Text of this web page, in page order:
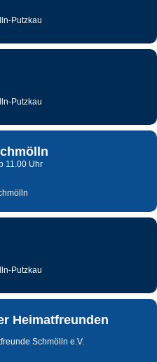
Putzkau
Putzkau
11.00 Uhr
Putzkau
Heimatfreunden
Schmölln e.V.